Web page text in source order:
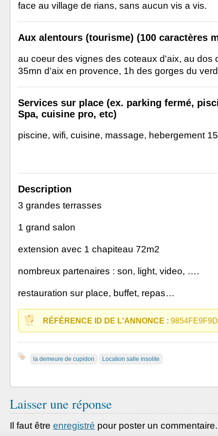
face au village de rians, sans aucun vis a vis.
Aux alentours (tourisme) (100 caractères
au coeur des vignes des coteaux d'aix, au dos
35mn d'aix en provence, 1h des gorges du
Services sur place (ex. parking fermé,
Spa, cuisine pro, etc)
piscine, wifi, cuisine, massage, hebergement
Description
3 grandes terrasses
1 grand salon
extension avec 1 chapiteau 72m2
nombreux partenaires : son, light, video, ….
restauration sur place, buffet, repas…
RÉFÉRENCE ID DE L'ANNONCE :
la demeure de cupidon Location salle insolite
Laisser une réponse
Il faut être enregistré pour poster un commentaire.